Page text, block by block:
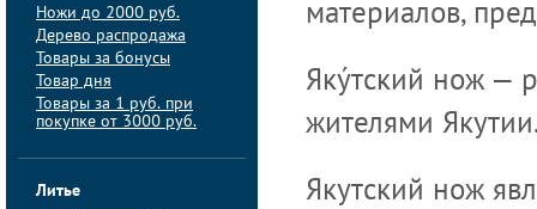
Ножи до 2000 руб.
Дерево распродажа
Товары за бонусы
Товар дня
Товары за 1 руб. при
покупке от 3000 руб.
Литье
материалов,
Яку́тский нож —
жителями
Якутский нож